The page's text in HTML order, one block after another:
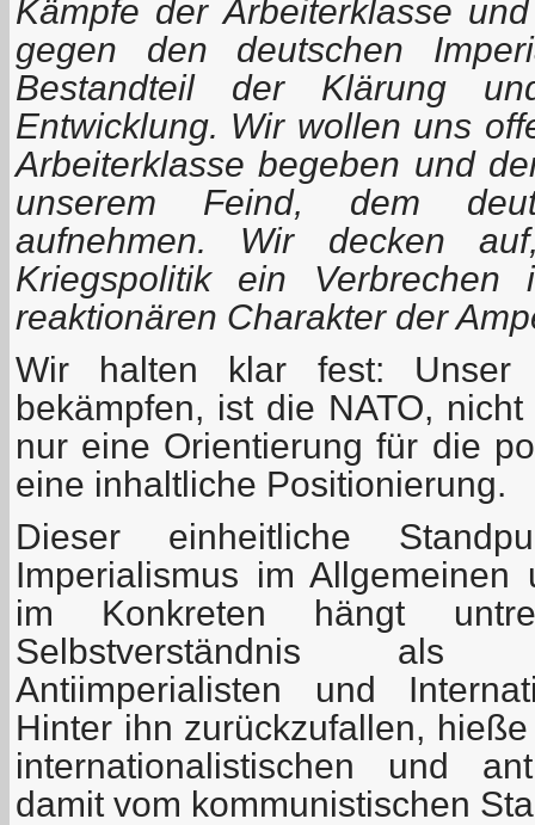
Kämpfe der Arbeiterklasse
gegen den deutschen
Bestandteil der Klärung
Entwicklung. Wir wollen uns
Arbeiterklasse begeben und
unserem Feind, dem
aufnehmen. Wir decken
Kriegspolitik ein
reaktionären Charakter der
Wir halten klar fest:
bekämpfen, ist die NATO,
nur eine Orientierung für die
eine inhaltliche Positionierung.
Dieser einheitliche
Imperialismus im Allgemeinen
im Konkreten hängt
Selbstverständnis als
Antiimperialisten und
Hinter ihn zurückzufallen,
internationalistischen und
damit vom kommunistischen